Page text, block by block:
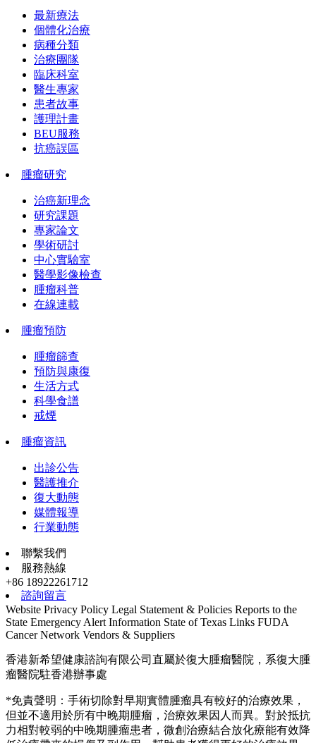
最新療法
個體化治療
病種分類
治療團隊
臨床科室
醫生專家
患者故事
護理計畫
BEU服務
抗癌誤區
腫瘤研究
治癌新理念
研究課題
專家論文
學術研討
中心實驗室
醫學影像檢查
腫瘤科普
在線連載
腫瘤預防
腫瘤篩查
預防與康復
生活方式
科學食譜
戒煙
腫瘤資訊
出診公告
醫護推介
復大動態
媒體報導
行業動態
聯繫我們
服務熱線
+86 18922261712
諮詢留言
Website Privacy Policy Legal Statement & Policies Reports to the
State Emergency Alert Information State of Texas Links FUDA
Cancer Network Vendors & Suppliers
香港新希望健康諮詢有限公司直屬於復大腫瘤醫院，系復大腫
瘤醫院駐香港辦事處
*免責聲明：手術切除對早期實體腫瘤具有較好的治療效果，
但並不適用於所有中晚期腫瘤，治療效果因人而異。對於抵抗
力相對較弱的中晚期腫瘤患者，微創治療結合放化療能有效降